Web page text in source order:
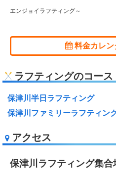
エンジョイラフティング～
料金カレン
ラフティングのコース
保津川半日ラフティング
保津川ファミリーラフティン
アクセス
保津川ラフティング集合